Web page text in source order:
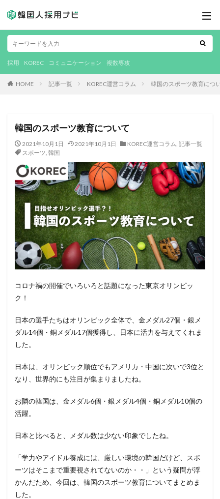
採用 KOREC コミュニケーション 複数専攻
HOME 記事一覧 KOREC運営コラム 韓国のスポーツ教育につ
韓国のスポーツ教育について
2021年10月1日 2021年10月1日 KOREC運営コラム, 記事一覧
スポーツ, 韓国
コロナ禍の開催でいろいろと話題になった東京オリンピッ
ク！
日本の選手たちはオリンピック全体で、金メダル27個・銀メ
ダル14個・銅メダル17個獲得し、日本に活力を与えてくれま
した。
日本は、オリンピック順位でもアメリカ・中国に次いで3位と
なり、世界的にも注目が集まりましたね。
お隣の韓国は、金メダル6個・銀メダル4個・銅メダル10個の
活躍。
日本と比べると、メダル数は少ない印象でしたね。
「学力やアイドル養成には、厳しい環境の韓国だけど、スポ
ーツはそこまで重要視されてないのか・・」という疑問が浮
かんだため、今回は、韓国のスポーツ教育についてまとめま
した。